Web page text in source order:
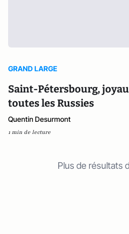
GRAND LARGE
Saint-Pétersbourg,
toutes les Russies
Quentin Desurmont
1 min de lecture
Plus de résultats